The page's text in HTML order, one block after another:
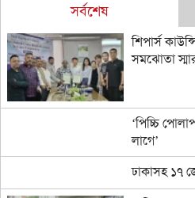
সর্বশেষ
শিপার্স
সমঝোতা
‘পিচ্চি
লাগে’
ঢাকাসহ ১৭